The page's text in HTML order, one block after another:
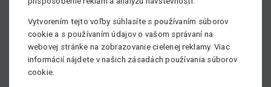
stroja?
Neváhajte kontaktovať nášho obchodníka, všetky kontakty
nájdeteTU.
S nami dosiahnete vyššie!
Vytvorením tejto voľby súhlasíte s používaním súborov
cookie a s používaním údajov o vašom správaní na
webovej stránke na zobrazovanie cielenej reklamy. Viac
informácií nájdete v našich zásadách používania súborov
cookie.